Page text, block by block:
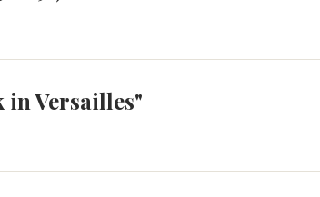
in Versailles"